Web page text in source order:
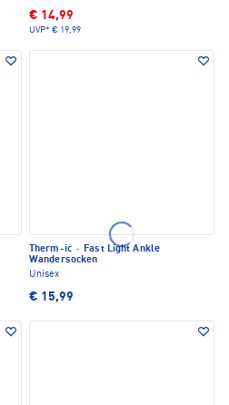
€ 14,99
UVP* € 19,99
Therm-ic · Fast Light Ankle
Wandersocken
Unisex
€ 15,99